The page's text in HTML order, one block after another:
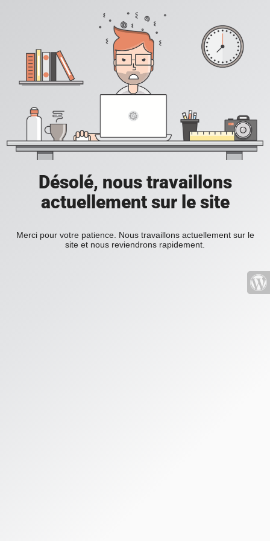
Désolé, nous travaillons
actuellement sur le site
Merci pour votre patience. Nous travaillons actuellement sur le
site et nous reviendrons rapidement.